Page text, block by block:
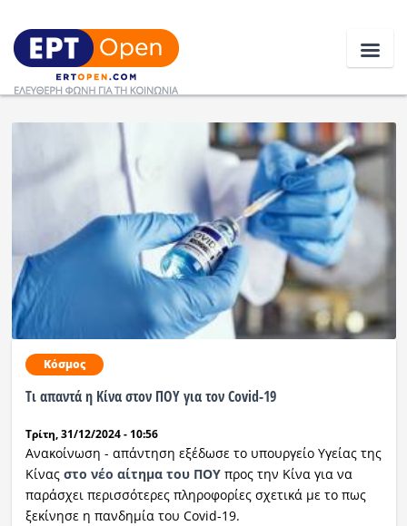
Ελλάδα
Κοινωνία
Πολιτική
Οικονομία
Αθλητικά
Κόσμος
Ραδιόφωνο LIVE
Εκπομπές
Κόσμος
Τι απαντά η Κίνα στον ΠΟΥ για τον Covid-19
Τρίτη, 31/12/2024 - 10:56
Ανακοίνωση - απάντηση εξέδωσε το υπουργείο Υγείας της
Κίνας στο νέο αίτημα του ΠΟΥπρος την Κίνα για να
παράσχει περισσότερες πληροφορίες σχετικά με το πως
ξεκίνησε η πανδημία του Covid-19.